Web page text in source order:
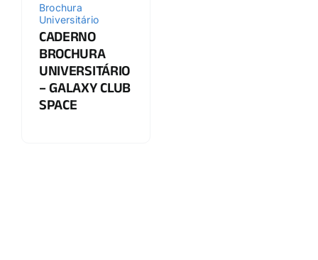
Brochura
Universitário
CADERNO
BROCHURA
UNIVERSITÁRIO
– GALAXY CLUB
SPACE